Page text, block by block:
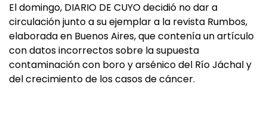
El domingo, DIARIO DE CUYO decidió no dar a
circulación junto a su ejemplar a la revista Rumbos,
elaborada en Buenos Aires, que contenía un artículo
con datos incorrectos sobre la supuesta
contaminación con boro y arsénico del Río Jáchal y
del crecimiento de los casos de cáncer.